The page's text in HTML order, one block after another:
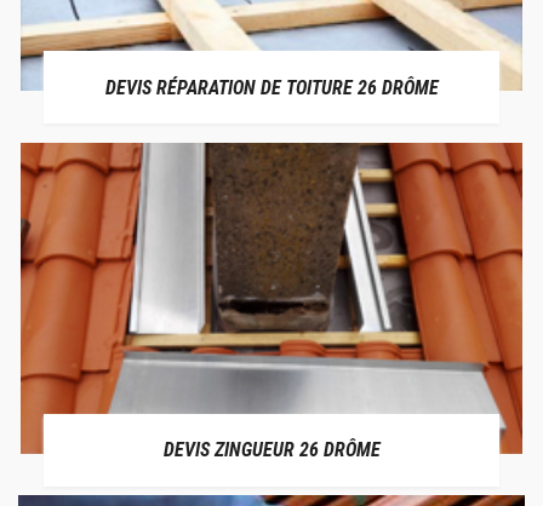
DEVIS RÉPARATION DE TOITURE 26 DRÔME
DEVIS ZINGUEUR 26 DRÔME